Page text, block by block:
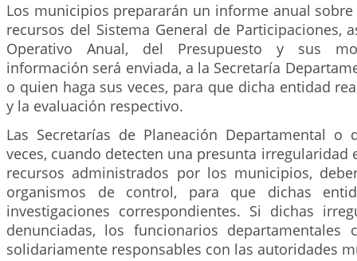
Los municipios prepararán un informe anual
recursos del Sistema General de Participaciones,
Operativo Anual, del Presupuesto y sus
información será enviada, a la Secretaría
o quien haga sus veces, para que dicha entidad
y la evaluación respectivo.
Las Secretarías de Planeación Departamental o
veces, cuando detecten una presunta irregularidad
recursos administrados por los municipios,
organismos de control, para que dichas
investigaciones correspondientes. Si dichas
denunciadas, los funcionarios departamentales
solidariamente responsables con las autoridades